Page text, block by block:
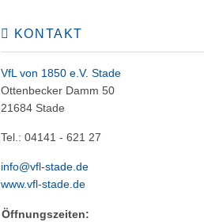
KONTAKT
VfL von 1850 e.V. Stade
Ottenbecker Damm 50
21684 Stade
Tel.: 04141 - 621 27
info@vfl-stade.de
www.vfl-stade.de
Öffnungszeiten: